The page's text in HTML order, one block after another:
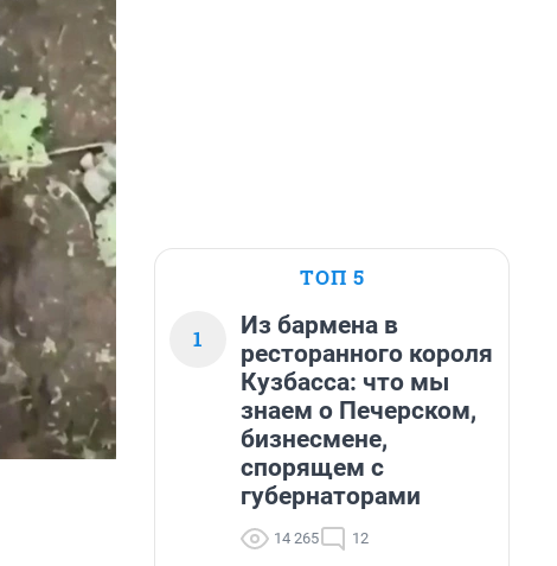
ТОП 5
1
Из бармена в
ресторанного короля
Кузбасса: что мы
знаем о Печерском,
бизнесмене,
спорящем с
губернаторами
14 265 12